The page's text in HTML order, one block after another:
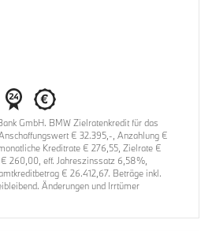
GmbH. BMW Zielratenkredit für das
€ 32.395,-, Anzahlung €
Kreditrate € 276,55, Zielrate €
260,00, eff. Jahreszinssatz 6,58%,
€ 26.412,67. Beträge inkl.
Änderungen und Irrtümer